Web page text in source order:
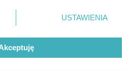
Facebook.com
Youtube.com
przycisk ustawień prywatności
rogu strony
. Niektóre
sprzeciwić się takiemu
będą miały zastosowania tylko
USTAWIENIA